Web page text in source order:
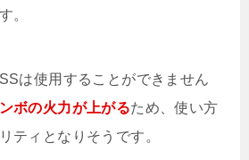
。
は使用することができません
ボの火力が上がるため、使い方
ティとなりそうです。